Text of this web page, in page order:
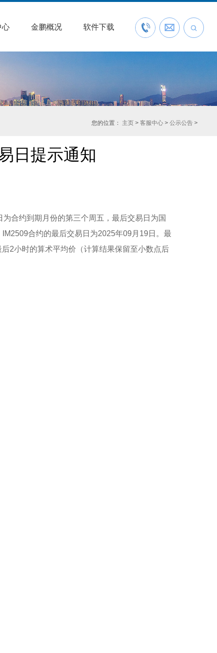
联系我们预约开户
心 金鹏概况 软件下载
您的位置： 主页 >客服中心 >公示公告 >
日提示通知
合约到期月份的第三个周五，最后交易日为国
合约的最后交易日为2025年09月19日。最
2小时的算术平均价（计算结果保留至小数点后